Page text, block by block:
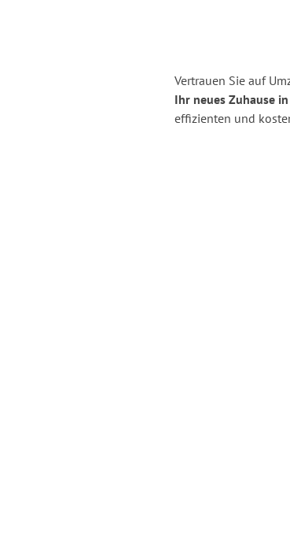
Vertrauen Sie auf
Ihr neues Zuhause
effizienten und